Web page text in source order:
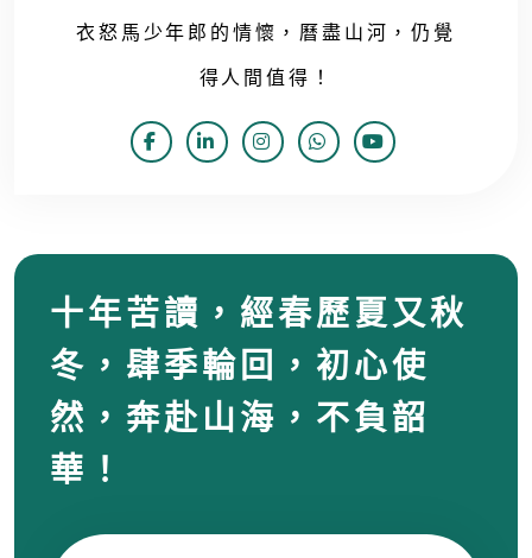
衣怒馬少年郎的情懷，曆盡山河，仍覺
得人間值得！
十年苦讀，經春歷夏又秋
冬，肆季輪回，初心使
然，奔赴山海，不負韶
華！